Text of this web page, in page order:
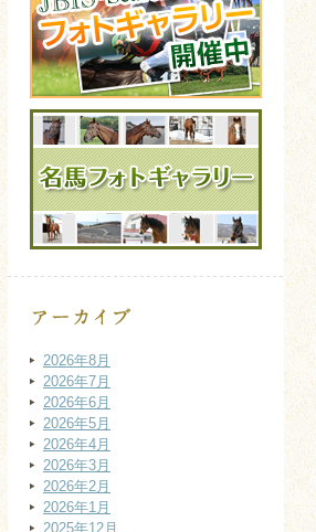
2026年8月
2026年7月
2026年6月
2026年5月
2026年4月
2026年3月
2026年2月
2026年1月
2025年12月